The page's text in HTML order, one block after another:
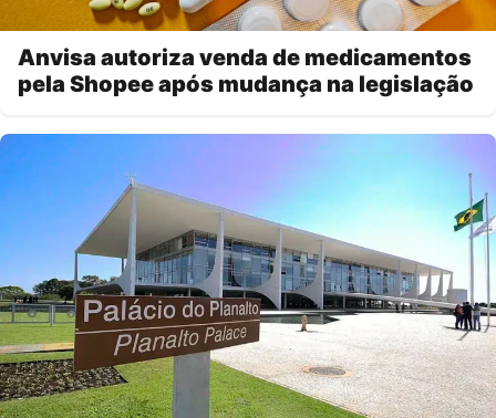
Anvisa autoriza venda de medicamentos
pela Shopee após mudança na legislação